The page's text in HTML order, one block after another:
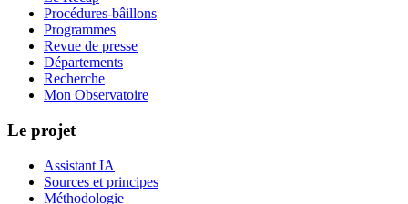
Procédures-bâillons
Programmes
Revue de presse
Départements
Recherche
Mon Observatoire
Le projet
Assistant IA
Sources et principes
Méthodologie